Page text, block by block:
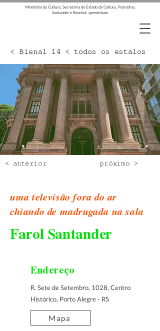
Ministério da Cultura, Secretaria de Estado da Cultura, Petrobras,
Santander e Banrisul apresentam
< Bienal 14 < todos os estalos
< anterior próximo >
uma televisão fora do ar
chiando de madrugada na sala
Farol Santander
Endereço
R. Sete de Setembro, 1028, Centro
Histórico, Porto Alegre - RS
Mapa